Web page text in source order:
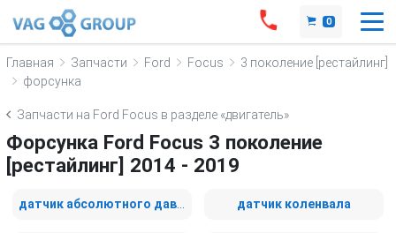
0
Главная Запчасти Ford Focus
3 поколение [рестайлинг]
форсунка
Запчасти на Ford Focus в разделе «двигатель»
Форсунка Ford Focus 3 поколение
[рестайлинг] 2014 - 2019
датчик коленвала